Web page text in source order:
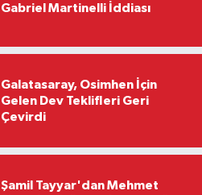
Gabriel Martinelli İddiası
Galatasaray, Osimhen İçin
Gelen Dev Teklifleri Geri
Çevirdi
Şamil Tayyar'dan Mehmet